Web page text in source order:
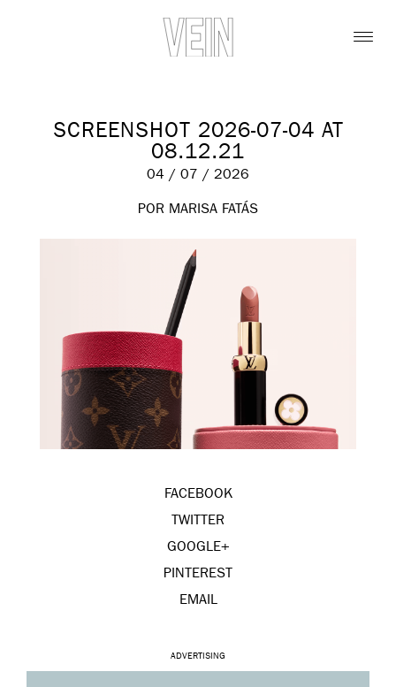
SCREENSHOT 2026-07-04 AT
08.12.21
04 / 07 / 2026
POR MARISA FATÁS
FACEBOOK
TWITTER
GOOGLE+
PINTEREST
EMAIL
ADVERTISING